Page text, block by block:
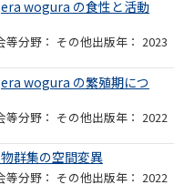
wogura の食性と活動
等 その他 2023
wogura の繁殖期につ
等 その他 2022
群集の空間変異
等 その他 2022